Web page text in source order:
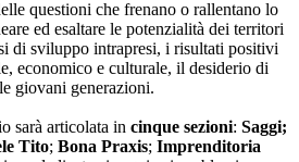
questioni che frenano o rallentano lo
ed esaltare le potenzialità dei territori
di sviluppo intrapresi, i risultati positivi
economico e culturale, il desiderio di
giovani generazioni.
sarà articolata in cinque sezioni: Saggi;
Tito; Bona Praxis; Imprenditoria